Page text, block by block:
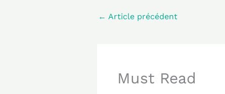
← Article précédent
Must Read